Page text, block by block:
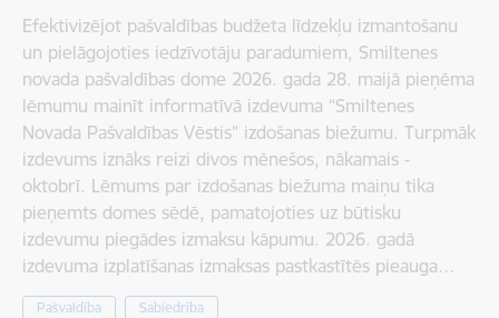
Efektivizējot pašvaldības budžeta līdzekļu izmantošanu
un pielāgojoties iedzīvotāju paradumiem, Smiltenes
novada pašvaldības dome 2026. gada 28. maijā pieņēma
lēmumu mainīt informatīvā izdevuma “Smiltenes
Novada Pašvaldības Vēstis” izdošanas biežumu. Turpmāk
izdevums iznāks reizi divos mēnešos, nākamais -
oktobrī. Lēmums par izdošanas biežuma maiņu tika
pieņemts domes sēdē, pamatojoties uz būtisku
izdevumu piegādes izmaksu kāpumu. 2026. gadā
izdevuma izplatīšanas izmaksas pastkastītēs pieauga…
Pašvaldība Sabiedrība